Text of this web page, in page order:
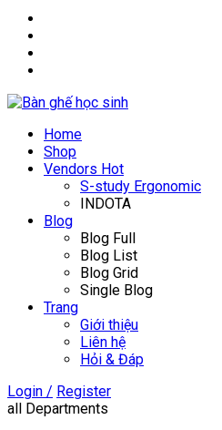
Home
Shop
Vendors Hot
S-study Ergonomic
INDOTA
Blog
Blog Full
Blog List
Blog Grid
Single Blog
Trang
Giới thiệu
Liên hệ
Hỏi & Đáp
Login / Register
all Departments